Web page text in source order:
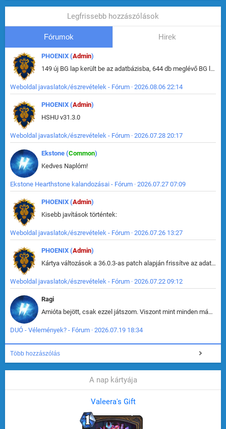
Legfrissebb hozzászólások
Fórumok Hirek
PHOENIX (Admin)
149 új BG lap került be az adatbázisba, 644 db meglévő BG lap módosult, bekerültek az új képek a megváltozott lapokhoz is.
Weboldal javaslatok/észrevételek - Fórum · 2026.08.06 22:14
PHOENIX (Admin)
HSHU v31.3.0
Weboldal javaslatok/észrevételek - Fórum · 2026.07.28 20:17
Ekstone (Common)
Kedves Naplóm!
Ekstone Hearthstone kalandozásai - Fórum · 2026.07.27 07:09
PHOENIX (Admin)
Kisebb javítások történtek:
Weboldal javaslatok/észrevételek - Fórum · 2026.07.26 13:27
PHOENIX (Admin)
Kártya változások a 36.0.3-as patch alapján frissítve az adatbázisban (képek is cserélve).
Weboldal javaslatok/észrevételek - Fórum · 2026.07.22 09:12
Ragi
Amióta bejött, csak ezzel játszom. Viszont mint minden más - akár az alapjáték is, ez is baromira összetett lett. Néha már pár kör után is esélytelen az egész. Vagy irreállisan túltápol valaki, vagy lelép a partner, vagy csak hülye mint a segg. És amikor eljönne az én időm, na akkor jön el mindenki másé is. Engem jobban érdekelne, hogy ki milyen ratingen szokott játszani. Na ez lenne egy érdekes adat.
DUÓ - Vélemények? - Fórum · 2026.07.19 18:34
Több hozzászólás
A nap kártyája
Valeera's Gift